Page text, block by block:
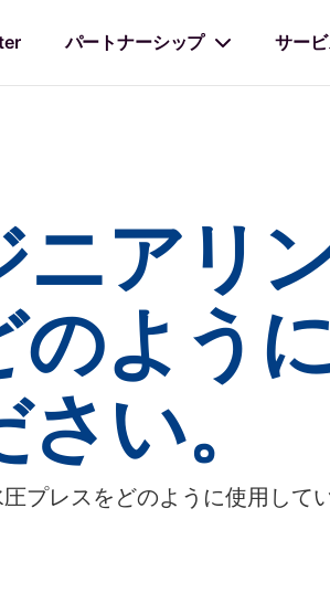
パートナーシップ サー
アリ
よう
い。
プレスをどのように使用して